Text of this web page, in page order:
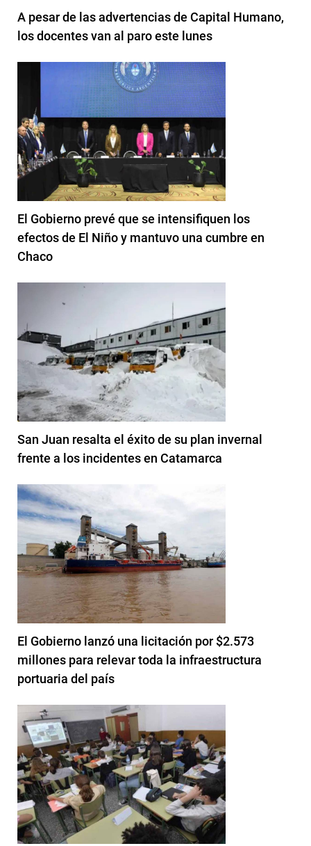
A pesar de las advertencias de Capital Humano,
los docentes van al paro este lunes
El Gobierno prevé que se intensifiquen los
efectos de El Niño y mantuvo una cumbre en
Chaco
San Juan resalta el éxito de su plan invernal
frente a los incidentes en Catamarca
El Gobierno lanzó una licitación por $2.573
millones para relevar toda la infraestructura
portuaria del país